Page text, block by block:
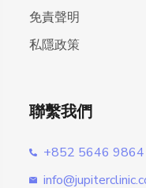
免責聲明
私隱政策
聯繫我們
+852 5646 9864